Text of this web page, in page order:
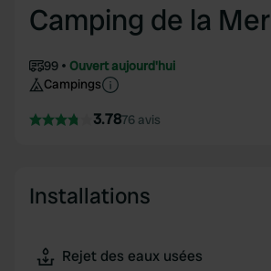
Camping de la Mer
99
Ouvert aujourd'hui
Campings
3.7876 avis
Installations
Rejet des eaux usées